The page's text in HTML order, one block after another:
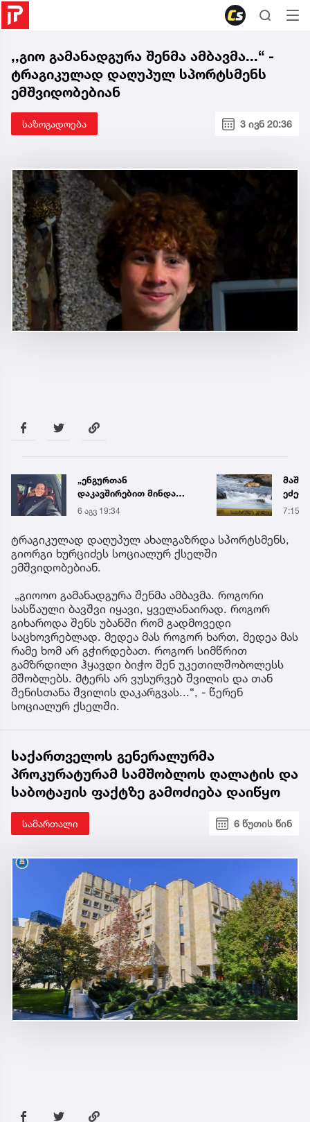
,,გიო გამანადგურა შენმა ამბავმა...“ -
ტრაგიკულად დაღუპულ სპორტსმენს
ემშვიდობებიან
საზოგადოება 3 ივნ 20:36
„ენგურთან
დაკავშირებით მინდა
ვთქვა...“ - გოგა მანიას
უახლესი
წინასწარმეტყველება
6 აგვ 19:34 7:15
ტრაგიკულად დაღუპულ ახალგაზრდა სპორტსმენს,
გიორგი ხურციძეს სოციალურ ქსელში
ემშვიდობებიან.
„გიოოო გამანადგურა შენმა ამბავმა. როგორი
სასწაული ბავშვი იყავი, ყველანაირად. როგორ
გიხაროდა შენს უბანში რომ გადმოვედი
საცხოვრებლად. მედეა მას როგორ ხართ, მედეა მას
რამე ხომ არ გჭირდებათ. როგორ სიმწრით
გამზრდილი ჰყავდი ბიჭო შენ უკეთილშობოლესს
მშობლებს. მტერს არ ვუსურვებ შვილის და თან
შენისთანა შვილის დაკარგვას...“, - წერენ
სოციალურ ქსელში.
საქართველოს გენერალურმა
პროკურატურამ სამშობლოს ღალატის და
საბოტაჟის ფაქტზე გამოძიება დაიწყო
სამართალი 6 წუთის წინ